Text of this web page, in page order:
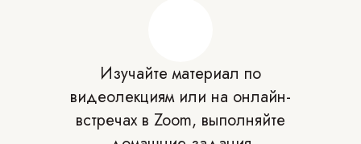
Изучайте материал по
видеолекциям или на онлайн-
встречах в Zoom, выполняйте